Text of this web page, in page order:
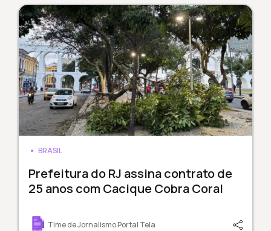
BRASIL
Prefeitura do RJ assina contrato de
25 anos com Cacique Cobra Coral
Time de Jornalismo Portal Tela